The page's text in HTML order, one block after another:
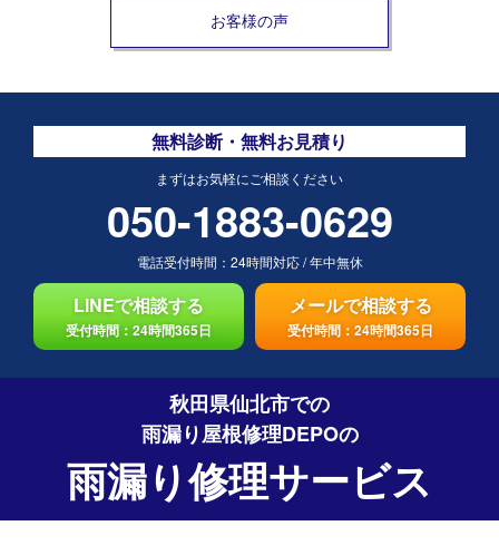
お客様の声
無料診断・無料お見積り
まずはお気軽にご相談ください
050-1883-0629
電話受付時間： 24時間対応/年中無休
LINEで相談する
受付時間：24時間365日
メールで相談する
受付時間：24時間365日
秋田県仙北市での
雨漏り屋根修理DEPOの
雨漏り修理サービス